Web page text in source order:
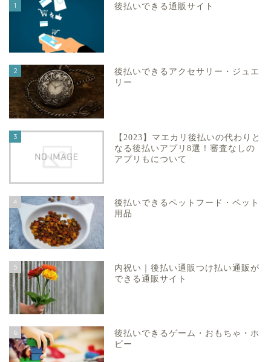
1 後払いできる通販サイト
2
後払いできるアクセサリー・ジュエ
リー
3
【2023】マエカリ後払いの代わりと
なる後払いアプリ8選！審査なしの
アプリもについて
4
後払いできるペットフード・ペット
用品
5
内祝い｜後払い通販つけ払い通販が
できる通販サイト
6
後払いできるゲーム・おもちゃ・ホ
ビー